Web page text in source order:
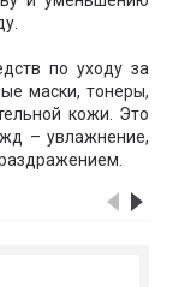
по уходу за
маски, тонеры,
кожи. Это
– увлажнение,